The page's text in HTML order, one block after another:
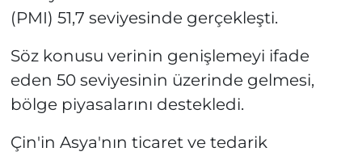
(PMI) 51,7 seviyesinde gerçekleşti.
Söz konusu verinin genişlemeyi ifade
eden 50 seviyesinin üzerinde gelmesi,
bölge piyasalarını destekledi.
Çin'in Asya'nın ticaret ve tedarik